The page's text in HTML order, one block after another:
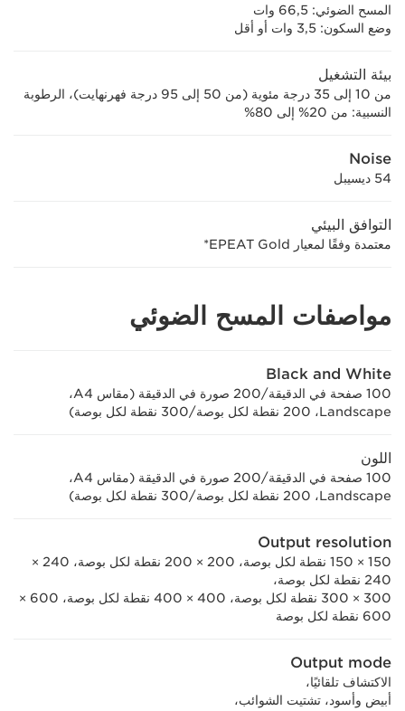
المسح الضوئي: 66,5 وات
وضع السكون: 3,5 وات أو أقل
بيئة التشغيل
من 10 إلى 35 درجة مئوية (من 50 إلى 95 درجة فهرنهايت)، الرطوبة
النسبية: من 20% إلى 80%
Noise
54 ديسيبل
التوافق البيئي
معتمدة وفقًا لمعيار EPEAT Gold*
مواصفات المسح الضوئي
Black and White
100 صفحة في الدقيقة/200 صورة في الدقيقة (مقاس A4،
اللون
100 صفحة في الدقيقة/200 صورة في الدقيقة (مقاس A4،
Output resolution
150 × 150 نقطة لكل بوصة، 200 × 200 نقطة لكل بوصة، 240 ×
240 نقطة لكل بوصة،
300 × 300 نقطة لكل بوصة، 400 × 400 نقطة لكل بوصة، 600 ×
600 نقطة لكل بوصة
Output mode
الاكتشاف تلقائيًا،
أبيض وأسود، تشتيت الشوائب،